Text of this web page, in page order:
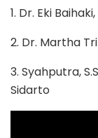
1. Dr. Eki Baihaki,
2. Dr. Martha
3. Syahputra,
Sidarto